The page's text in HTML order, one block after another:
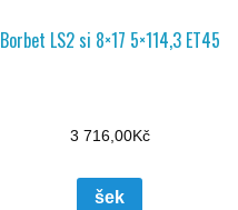
Borbet LS2 si 8×17 5×114,3 ET45
3 716,00Kč
šek